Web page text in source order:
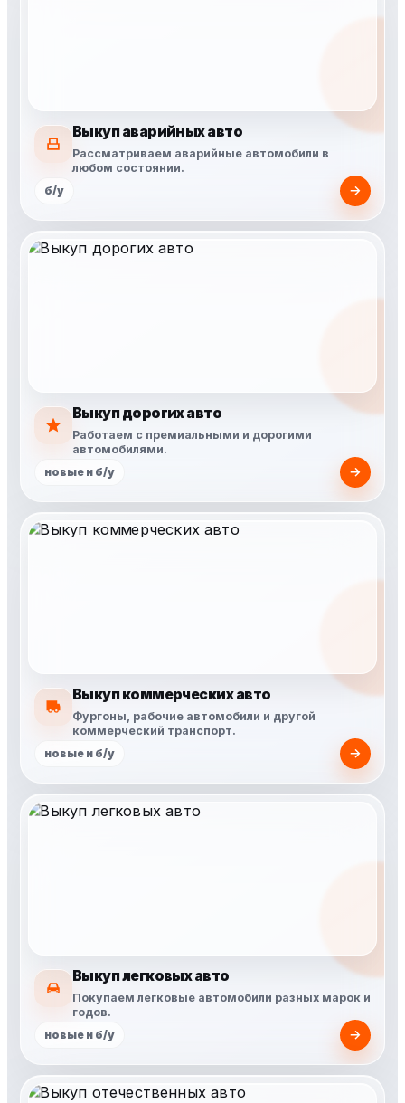
Выкуп аварийных авто
Рассматриваем аварийные автомобили в
любом состоянии.
б/у
Выкуп дорогих авто
Работаем с премиальными и дорогими
автомобилями.
новые и б/у
Выкуп коммерческих авто
Фургоны, рабочие автомобили и другой
коммерческий транспорт.
новые и б/у
Выкуп легковых авто
Покупаем легковые автомобили разных марок и
годов.
новые и б/у